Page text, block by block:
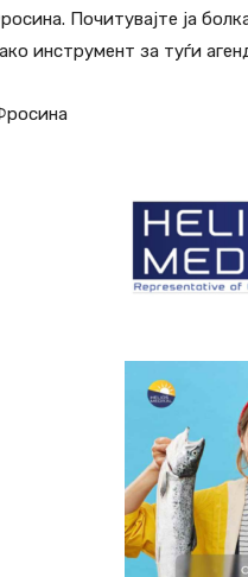
Почитувајте ја
инструмент за туѓи